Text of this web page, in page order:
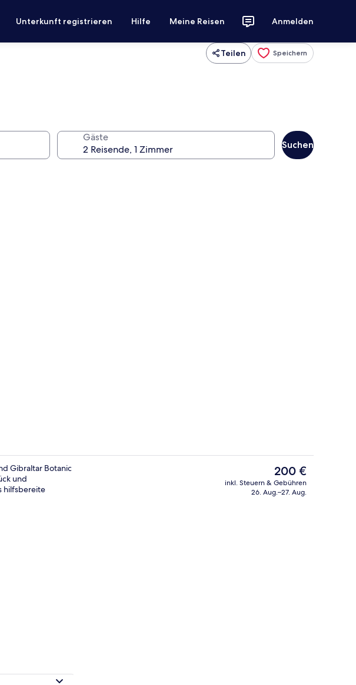
Unterkunft registrieren Hilfe Meine Reisen Anmelden
Teilen Speichern
Gäste
Suchen
Frühstück und Abendessen
Gibraltar Botanic
und
hilfsbereite
Der
aktuelle
Preis
200 €
inkl. Steuern & Gebühren
26. Aug.–27. Aug.